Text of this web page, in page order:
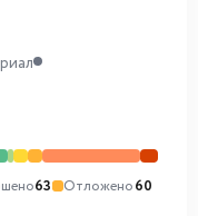
63 Отложено60